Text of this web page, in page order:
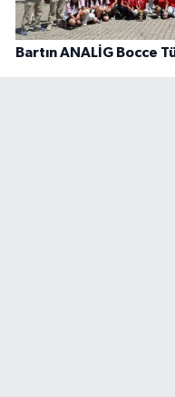
Bartın ANALİG Bocce